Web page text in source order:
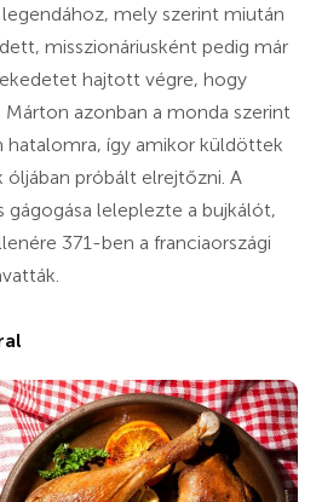
mely szerint miután
misszionáriusként pedig már
hajtott végre, hogy
Márton azonban a monda szerint
így amikor küldöttek
óljában próbált elrejtőzni. A
gágogása leleplezte a bujkálót,
371-ben a franciaországi